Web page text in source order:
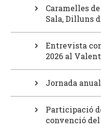
Caramelles
Sala, Dilluns
Entrevista
2026 al
Jornada
Participació
convenció